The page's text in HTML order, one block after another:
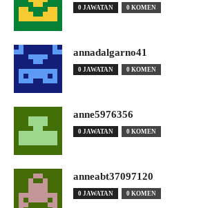
0 JAWATAN 0 KOMEN
annadalgarno41
0 JAWATAN 0 KOMEN
anne5976356
0 JAWATAN 0 KOMEN
anneabt37097120
0 JAWATAN 0 KOMEN